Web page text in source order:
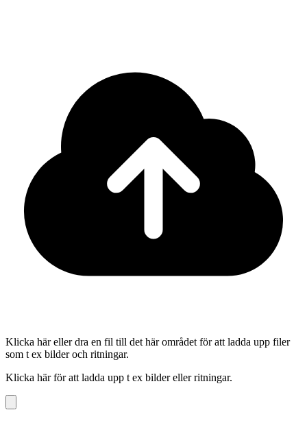
Klicka här eller dra en fil till det här området för att ladda upp filer
som t ex bilder och ritningar.
Klicka här för att ladda upp t ex bilder eller ritningar.